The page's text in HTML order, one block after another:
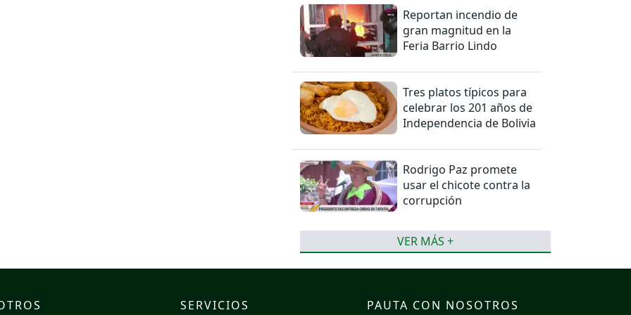
Reportan incendio de
gran magnitud en la
Feria Barrio Lindo
Tres platos típicos para
celebrar los 201 años de
Independencia de Bolivia
Rodrigo Paz promete
usar el chicote contra la
corrupción
VER MÁS +
SERVICIOS PAUTA CON NOSOTROS